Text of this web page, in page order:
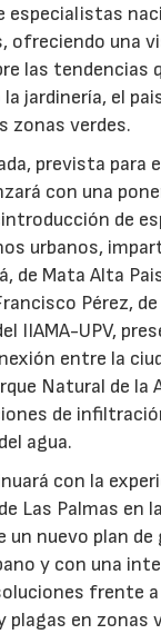
especialistas
ofreciendo una
las tendencias
jardinería, el
zonas verdes.
prevista para
con una
de
urbanos,
de Mata Alta
Pérez, de
IIAMA-UPV,
entre la
Natural de la
de
agua.
con la
Las Palmas en la
un nuevo plan
y con una
frente a
plagas en zonas